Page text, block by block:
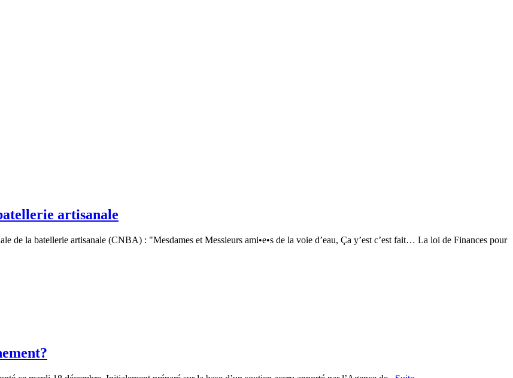
artisanale
de la batellerie artisanale (CNBA) : "Mesdames et Messieurs ami•e•s de la voie d’eau, Ça y’est c’est fait… La loi de Finances pour